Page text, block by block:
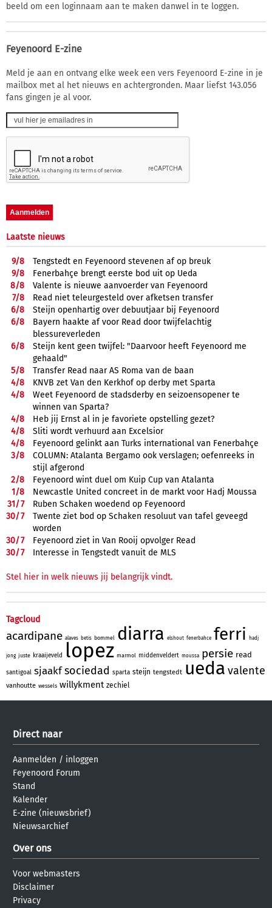
beeld om een loginnaam aan te maken danwel in te loggen.
Feyenoord E-zine
Meld je aan en ontvang elke week een vers Feyenoord E-zine in je
mailbox met al het nieuws en achtergronden. Maar liefst 143.056
fans gingen je al voor.
Laatste nieuws
9/8
Tengstedt en Feyenoord stevenen af op breuk
9/8
Fenerbahçe brengt eerste bod uit op Ueda
8/8
Valente is nieuwe aanvoerder van Feyenoord
7/8
Read niet teleurgesteld over afketsen transfer
6/8
Steijn openhartig over debuutjaar bij Feyenoord
6/8
Bayern haakte af voor Read door twijfelachtig
blessureverleden
6/8
Steijn kent geen twijfel: "Daarvoor heeft Feyenoord me
gehaald"
5/8
Transfer Read naar AS Roma van de baan
4/8
KNVB zet Van den Kerkhof op derby met Sparta
4/8
Weet Feyenoord de stadsderby en seizoensopener te
winnen van Sparta?
4/8
Heb jij Ernst al in je favoriete opstelling gezet?
4/8
Sliti wordt verhuurd aan Excelsior
4/8
Feyenoord gelinkt aan Turks international van Fenerbahçe
3/8
COLUMN: Atalanta Bergamo ook verslagen; oefenreeks in
stijl afgerond
2/8
Feyenoord wint duel om Kuip Cup van Atalanta
1/8
Newcastle United concreet in de markt voor Hadj Moussa
31/7
Ruben Schaken woedend op Feyenoord
30/7
Twente ziet bod op Schaken resoluut van tafel geveegd
worden
30/7
Feyenoord ziet in Van Rooij opvolger Read
30/7 Interesse in Tengstedt vanuit de MLS
Stel hier in welk nieuws jij belangrijk vindt.
Tagcloud
acardipane alaves betis bommel diarra elshout fenerbahce ferri hadj
jong juste kraaijeveld lopez marmol middenveldert moussa persie read
santigoal sjaakfsociedad sparta steijn tengstedt ueda valente
vanhoutte wessels willykment zechiel
Direct naar
Aanmelden / inloggen
Feyenoord Forum
Stand
Kalender
E-zine (nieuwsbrief)
Nieuwsarchief
Over ons
Voor webmasters
Disclaimer
Privacy